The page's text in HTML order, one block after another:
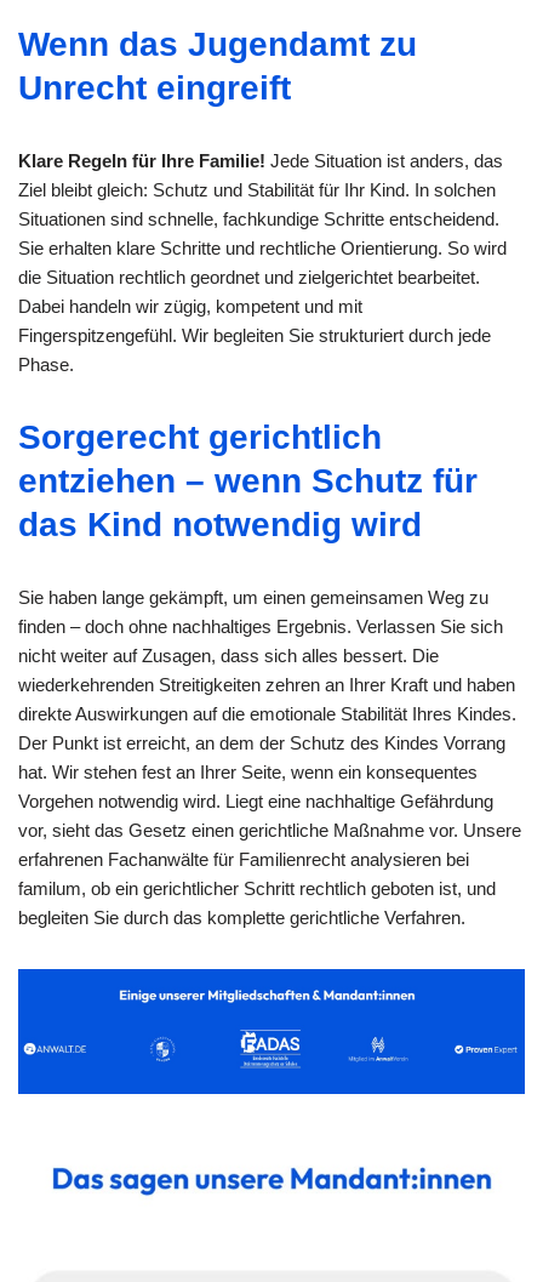
Wenn das Jugendamt zu
Unrecht eingreift
Klare Regeln für Ihre Familie! Jede Situation ist anders, das
Ziel bleibt gleich: Schutz und Stabilität für Ihr Kind. In solchen
Situationen sind schnelle, fachkundige Schritte entscheidend.
Sie erhalten klare Schritte und rechtliche Orientierung. So wird
die Situation rechtlich geordnet und zielgerichtet bearbeitet.
Dabei handeln wir zügig, kompetent und mit
Fingerspitzengefühl. Wir begleiten Sie strukturiert durch jede
Phase.
Sorgerecht gerichtlich
entziehen – wenn Schutz für
das Kind notwendig wird
Sie haben lange gekämpft, um einen gemeinsamen Weg zu
finden – doch ohne nachhaltiges Ergebnis. Verlassen Sie sich
nicht weiter auf Zusagen, dass sich alles bessert. Die
wiederkehrenden Streitigkeiten zehren an Ihrer Kraft und haben
direkte Auswirkungen auf die emotionale Stabilität Ihres Kindes.
Der Punkt ist erreicht, an dem der Schutz des Kindes Vorrang
hat. Wir stehen fest an Ihrer Seite, wenn ein konsequentes
Vorgehen notwendig wird. Liegt eine nachhaltige Gefährdung
vor, sieht das Gesetz einen gerichtliche Maßnahme vor. Unsere
erfahrenen Fachanwälte für Familienrecht analysieren bei
familum, ob ein gerichtlicher Schritt rechtlich geboten ist, und
begleiten Sie durch das komplette gerichtliche Verfahren.